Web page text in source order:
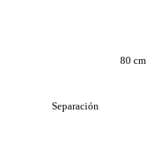
Separación
80 cm